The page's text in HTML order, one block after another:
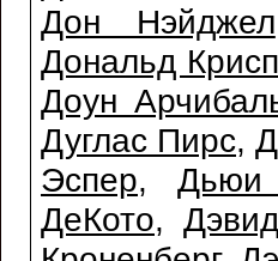
Дон Нэйджел
Дональд Крисп
Доун
Дуглас Пирс,
Эспер, Дьюи
ДеКото,